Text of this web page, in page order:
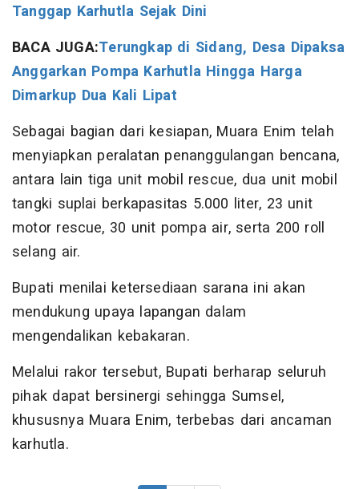
Tanggap Karhutla Sejak Dini
BACA JUGA:Terungkap di Sidang, Desa Dipaksa
Anggarkan Pompa Karhutla Hingga Harga
Dimarkup Dua Kali Lipat
Sebagai bagian dari kesiapan, Muara Enim telah
menyiapkan peralatan penanggulangan bencana,
antara lain tiga unit mobil rescue, dua unit mobil
tangki suplai berkapasitas 5.000 liter, 23 unit
motor rescue, 30 unit pompa air, serta 200 roll
selang air.
Bupati menilai ketersediaan sarana ini akan
mendukung upaya lapangan dalam
mengendalikan kebakaran.
Melalui rakor tersebut, Bupati berharap seluruh
pihak dapat bersinergi sehingga Sumsel,
khususnya Muara Enim, terbebas dari ancaman
karhutla.